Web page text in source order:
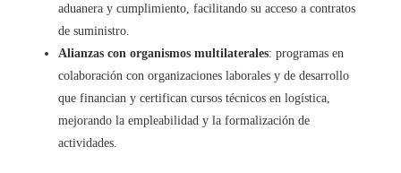
aduanera y cumplimiento, facilitando su acceso a contratos
de suministro.
Alianzas con organismos multilaterales: programas en
colaboración con organizaciones laborales y de desarrollo
que financian y certifican cursos técnicos en logística,
mejorando la empleabilidad y la formalización de
actividades.